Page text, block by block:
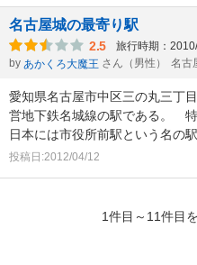
名古屋城の最寄り駅
2.5 旅行時期：
by あかくろ大魔王 さん（男性） 名古
愛知県名古屋市中区三の丸三丁
営地下鉄名城線の駅である。 特
日本には市役所前駅という名の駅
投稿日:2012/04/12
1件目～11件目